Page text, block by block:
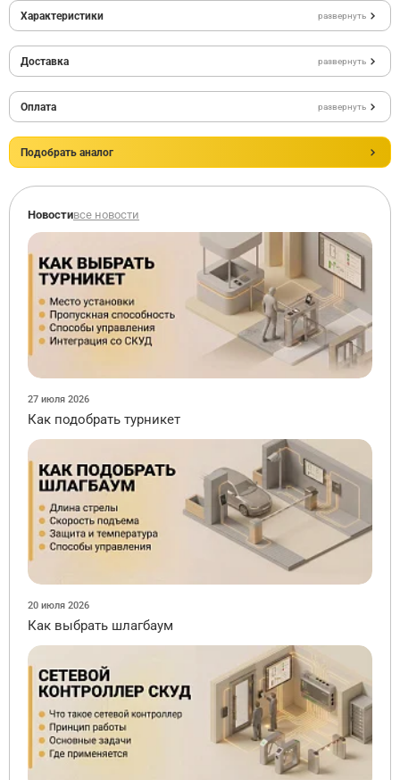
Характеристики развернуть
Доставка развернуть
Оплата развернуть
Подобрать аналог
Новостивсе новости
27 июля 2026
Как подобрать турникет
20 июля 2026
Как выбрать шлагбаум